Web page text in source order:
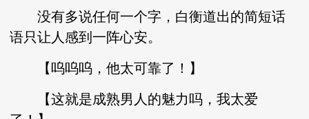
没有多说任何一个字，白衡道出的简短话
语只让人感到一阵心安。
【呜呜呜，他太可靠了！】
【这就是成熟男人的魅力吗，我太爱